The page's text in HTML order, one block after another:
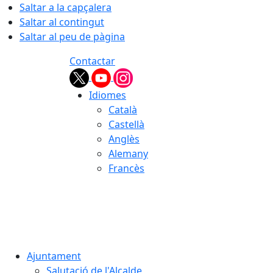
Saltar a la capçalera
Saltar al contingut
Saltar al peu de pàgina
Contactar
Idiomes
Català
Castellà
Anglès
Alemany
Francès
Ajuntament